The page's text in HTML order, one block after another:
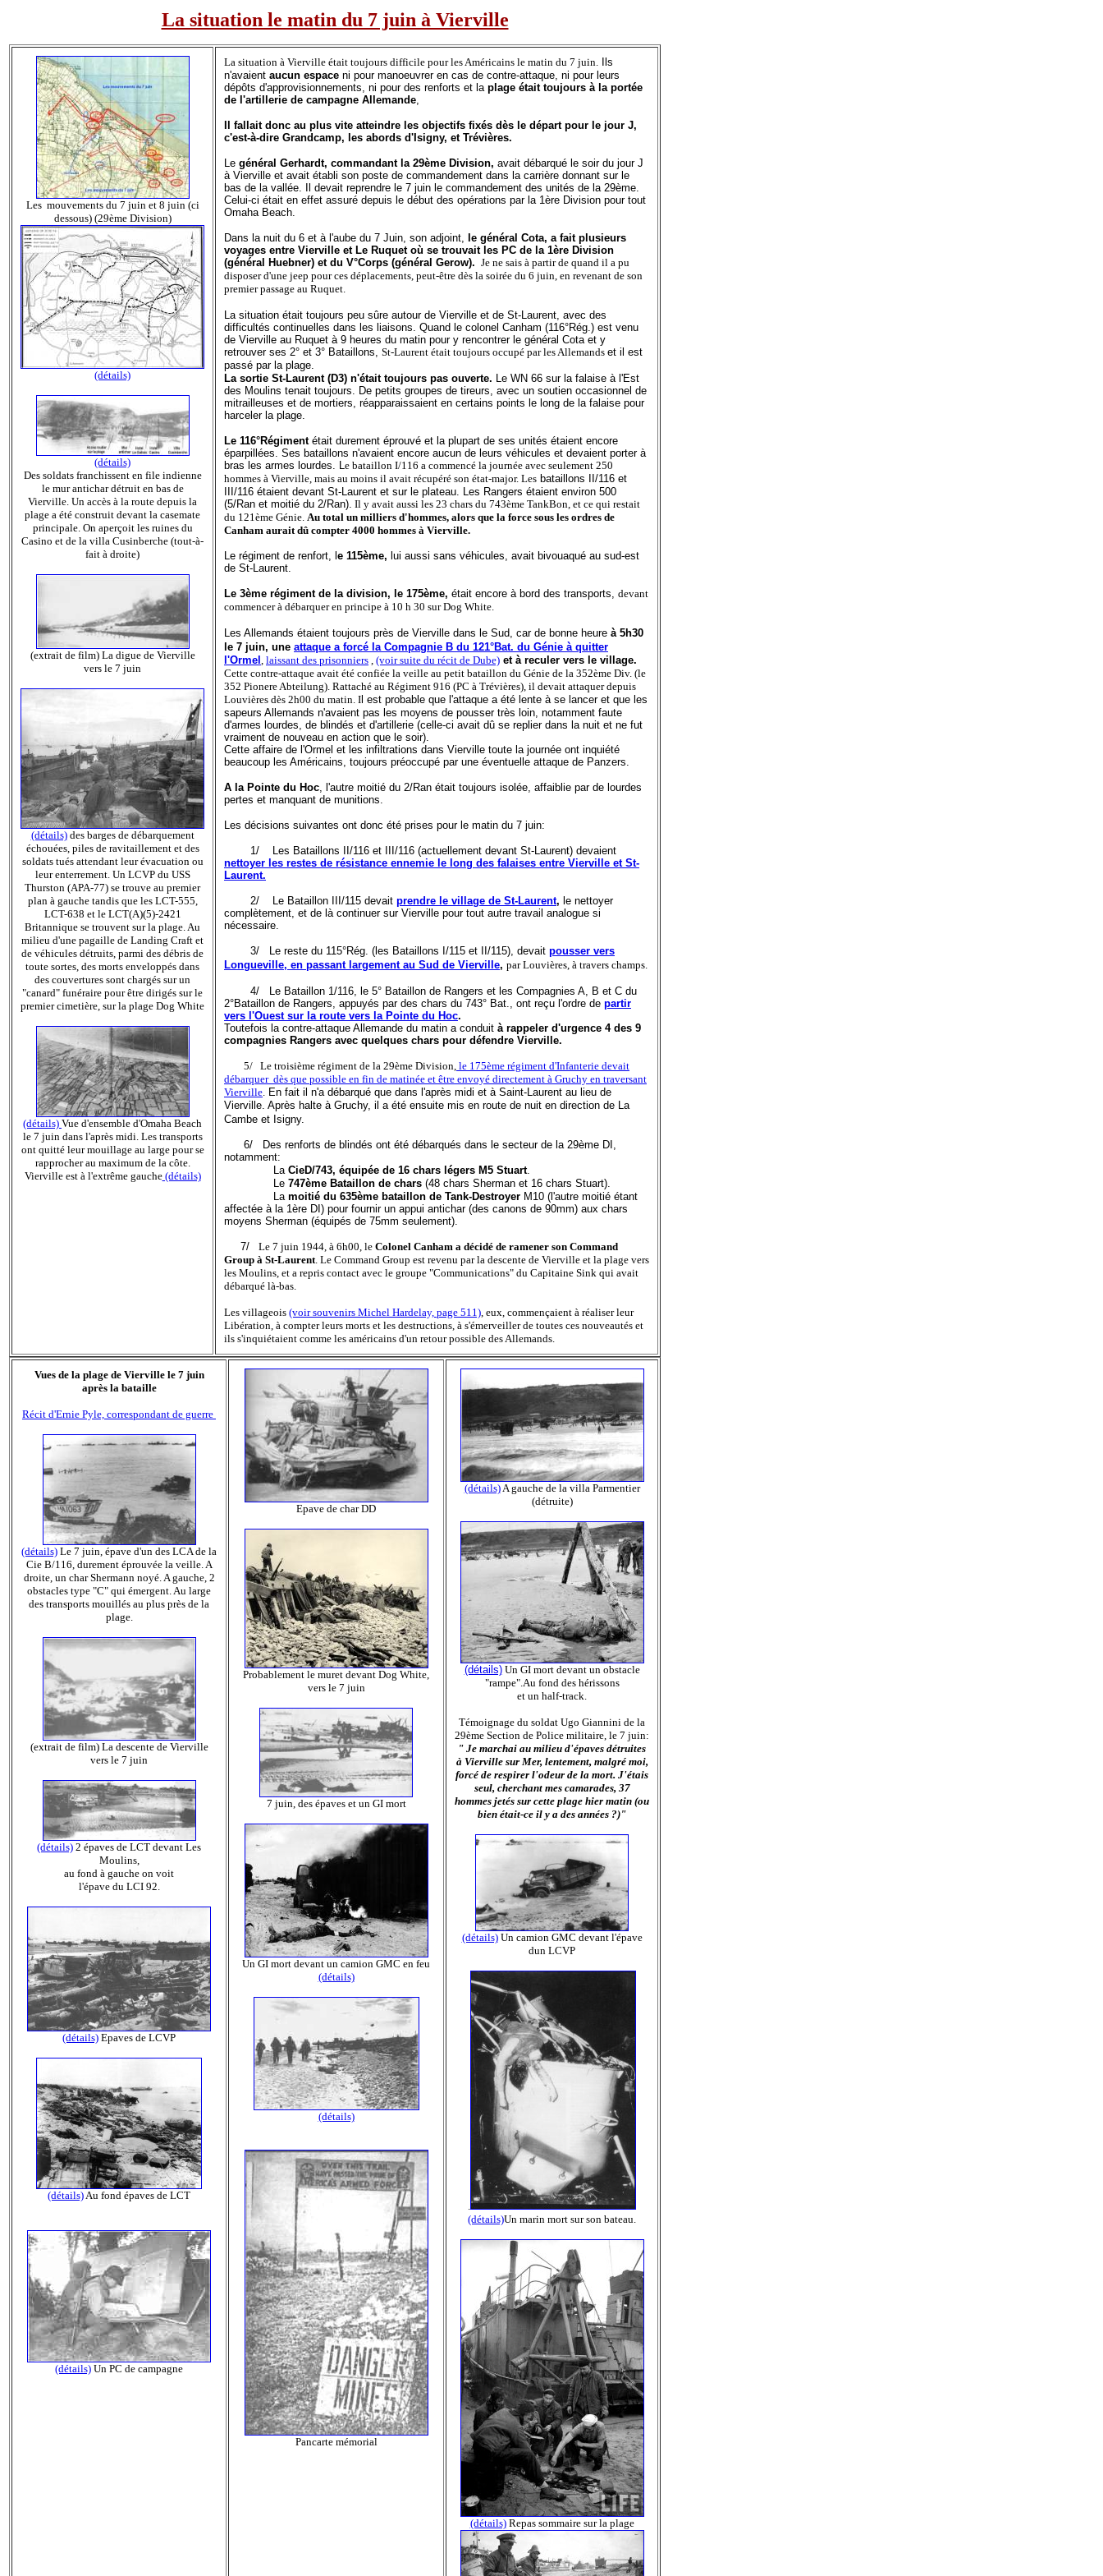
La situation le matin du 7 juin à Vierville
Les mouvements du 7 juin et 8 juin (ci
dessous) (29ème Division)
(détails)
(détails)
Des soldats franchissent en file indienne
le mur antichar détruit en bas de
Vierville. Un accès à la route depuis la
plage a été construit devant la casemate
principale. On aperçoit les ruines du
Casino et de la villa Cusinberche (tout-à-
fait à droite)
(extrait de film) La digue de Vierville
vers le 7 juin
(détails)des barges de débarquement
échouées, piles de ravitaillement et des
soldats tués attendant leur évacuation ou
leur enterrement. Un LCVP du USS
Thurston (APA-77) se trouve au premier
plan à gauche tandis que les LCT-555,
LCT-638 et le LCT(A)(5)-2421
Britannique se trouvent sur la plage. Au
milieu d'une pagaille de Landing Craft et
de véhicules détruits, parmi des débris de
toute sortes, des morts enveloppés dans
des couvertures sont chargés sur un
"canard" funéraire pour être dirigés sur le
premier cimetière, sur la plage Dog White
(détails) Vue d'ensemble d'Omaha Beach
le 7 juin dans l'après midi. Les transports
ont quitté leur mouillage au large pour se
rapprocher au maximum de la côte.
Vierville est à l'extrême gauche(détails)
La situation à Vierville était toujours difficile pour les Américains le matin du 7 juin. Ils
n'avaient aucun espace ni pour manoeuvrer en cas de contre-attaque, ni pour leurs
dépôts d'approvisionnements, ni pour des renforts et la plage était toujours à la portée
de l'artillerie de campagne Allemande,
Il fallait donc au plus vite atteindre les objectifs fixés dès le départ pour le jour J,
c'est-à-dire Grandcamp, les abords d'Isigny, et Trévières.
Le général Gerhardt, commandant la 29ème Division, avait débarqué le soir du jour J
à Vierville et avait établi son poste de commandement dans la carrière donnant sur le
bas de la vallée. Il devait reprendre le 7 juin le commandement des unités de la 29ème.
Celui-ci était en effet assuré depuis le début des opérations par la 1ère Division pour tout
Omaha Beach.
Dans la nuit du 6 et à l'aube du 7 Juin, son adjoint, le général Cota, a fait plusieurs
voyages entre Vierville et Le Ruquet où se trouvait les PC de la 1ère Division
(général Huebner) et du V°Corps (général Gerow). Je ne sais à partir de quand il a pu
disposer d'une jeep pour ces déplacements, peut-être dès la soirée du 6 juin, en revenant de son
premier passage au Ruquet.
La situation était toujours peu sûre autour de Vierville et de St-Laurent, avec des
difficultés continuelles dans les liaisons. Quand le colonel Canham (116°Rég.) est venu
de Vierville au Ruquet à 9 heures du matin pour y rencontrer le général Cota et y
retrouver ses 2° et 3° Bataillons, St-Laurent était toujours occupé par les Allemands et il est
passé par la plage.
La sortie St-Laurent (D3) n'était toujours pas ouverte. Le WN 66 sur la falaise à l'Est
des Moulins tenait toujours. De petits groupes de tireurs, avec un soutien occasionnel de
mitrailleuses et de mortiers, réapparaissaient en certains points le long de la falaise pour
harceler la plage.
Le 116°Régimentétait durement éprouvé et la plupart de ses unités étaient encore
éparpillées. Ses bataillons n'avaient encore aucun de leurs véhicules et devaient porter à
bras les armes lourdes. Le bataillon I/116 a commencé la journée avec seulement 250
hommes à Vierville, mais au moins il avait récupéré son état-major. Les bataillons II/116 et
III/116 étaient devant St-Laurent et sur le plateau. Les Rangers étaient environ 500
(5/Ran et moitié du 2/Ran). Il y avait aussi les 23 chars du 743ème TankBon, et ce qui restait
du 121ème Génie. Au total un milliers d'hommes, alors que la force sous les ordres de
Canham aurait dû compter 4000 hommes à Vierville.
Le régiment de renfort, l e 115ème, lui aussi sans véhicules, avait bivouaqué au sud-est
de St-Laurent.
Le 3ème régiment de la division, le 175ème, était encore à bord des transports, devant
commencer à débarquer en principe à 10 h 30 sur Dog White.
Les Allemands étaient toujours près de Vierville dans le Sud, car de bonne heure à 5h30
le 7 juin, une attaque a forcé la Compagnie B du 121°Bat. du Génie à quitter
l'Ormel , laissant des prisonniers , (voir suite du récit de Dube) et à reculer vers le village.
Cette contre-attaque avait été confiée la veille au petit bataillon du Génie de la 352ème Div. (le
352 Pionere Abteilung). Rattaché au Régiment 916 (PC à Trévières), il devait attaquer depuis
Louvières dès 2h00 du matin. I l est probable que l'attaque a été lente à se lancer et que les
sapeurs Allemands n'avaient pas les moyens de pousser très loin, notamment faute
d'armes lourdes, de blindés et d'artillerie (celle-ci avait dû se replier dans la nuit et ne fut
vraiment de nouveau en action que le soir).
Cette affaire de l'Ormel et les infiltrations dans Vierville toute la journée ont inquiété
beaucoup les Américains, toujours préoccupé par une éventuelle attaque de Panzers.
A la Pointe du Hoc, l'autre moitié du 2/Ran était toujours isolée, affaiblie par de lourdes
pertes et manquant de munitions.
Les décisions suivantes ont donc été prises pour le matin du 7 juin:
1/ Les Bataillons II/116 et III/116 (actuellement devant St-Laurent) devaient
nettoyer les restes de résistance ennemie le long des falaises entre Vierville et St-
Laurent.
2/ Le Bataillon III/115 devait prendre le village de St-Laurent, le nettoyer
complètement, et de là continuer sur Vierville pour tout autre travail analogue si
nécessaire.
3/ Le reste du 115°Rég. (les Bataillons I/115 et II/115), devait pousser vers
Longueville, en passant largement au Sud de Vierville, par Louvières, à travers champs.
4/ Le Bataillon 1/116, le 5° Bataillon de Rangers et les Compagnies A, B et C du
2°Bataillon de Rangers, appuyés par des chars du 743° Bat., ont reçu l'ordre de partir
vers l'Ouest sur la route vers la Pointe du Hoc.
Toutefois la contre-attaque Allemande du matin a conduit à rappeler d'urgence 4 des 9
compagnies Rangers avec quelques chars pour défendre Vierville.
5/ Le troisième régiment de la 29ème Division, le 175ème régiment d'Infanterie devait
débarquer dès que possible en fin de matinée et être envoyé directement à Gruchy en traversant
Vierville. En fait il n'a débarqué que dans l'après midi et à Saint-Laurent au lieu de
Vierville. Après halte à Gruchy, il a été ensuite mis en route de nuit en direction de La
Cambe et Isigny.
6/ Des renforts de blindés ont été débarqués dans le secteur de la 29ème DI,
notamment:
La CieD/743, équipée de 16 chars légers M5 Stuart.
Le 747ème Bataillon de chars (48 chars Sherman et 16 chars Stuart).
Lamoitié du 635ème bataillon de Tank-Destroyer M10 (l'autre moitié étant
affectée à la 1ère DI) pour fournir un appui antichar (des canons de 90mm) aux chars
moyens Sherman (équipés de 75mm seulement).
7/ Le 7 juin 1944, à 6h00, le Colonel Canham a décidé de ramener son Command
Group à St-Laurent. Le Command Group est revenu par la descente de Vierville et la plage vers
les Moulins, et a repris contact avec le groupe "Communications" du Capitaine Sink qui avait
débarqué là-bas.
Les villageois (voir souvenirs Michel Hardelay, page 511), eux, commençaient à réaliser leur
Libération, à compter leurs morts et les destructions, à s'émerveiller de toutes ces nouveautés et
ils s'inquiétaient comme les américains d'un retour possible des Allemands.
Vues de la plage de Vierville le 7 juin
après la bataille
Récit d'Ernie Pyle, correspondant de guerre
(détails) Le 7 juin, épave d'un des LCA de la
Cie B/116, durement éprouvée la veille. A
droite, un char Shermann noyé. A gauche, 2
obstacles type "C" qui émergent. Au large
des transports mouillés au plus près de la
plage.
(extrait de film) La descente de Vierville
vers le 7 juin
(détails) 2 épaves de LCT devant Les
Moulins,
au fond à gauche on voit
l'épave du LCI 92.
(détails) Epaves de LCVP
(détails)Au fond épaves de LCT
(détails) Un PC de campagne
Epave de char DD
Probablement le muret devant Dog White,
vers le 7 juin
7 juin, des épaves et un GI mort
Un GI mort devant un camion GMC en feu
(détails)
(détails)
Pancarte mémorial
(détails)A gauche de la villa Parmentier
(détruite)
(détails)Un GI mort devant un obstacle
"rampe".Au fond des hérissons
et un half-track.
Témoignage du soldat Ugo Giannini de la
29ème Section de Police militaire, le 7 juin:
" Je marchai au milieu d'épaves détruites
à Vierville sur Mer, lentement, malgré moi,
forcé de respirer l'odeur de la mort. J'étais
seul, cherchant mes camarades, 37
hommes jetés sur cette plage hier matin (ou
bien était-ce il y a des années ?)"
(détails)Un camion GMC devant l'épave
dun LCVP
.
(détails)Un marin mort sur son bateau.
(détails)Repas sommaire sur la plage